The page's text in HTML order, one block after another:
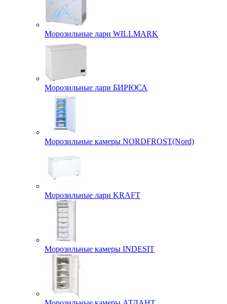
Морозильные лари WILLMARK
Морозильные лари БИРЮСА
Морозильные камеры NORDFROST(Nord)
Морозильные лари KRAFT
Морозильные камеры INDESIT